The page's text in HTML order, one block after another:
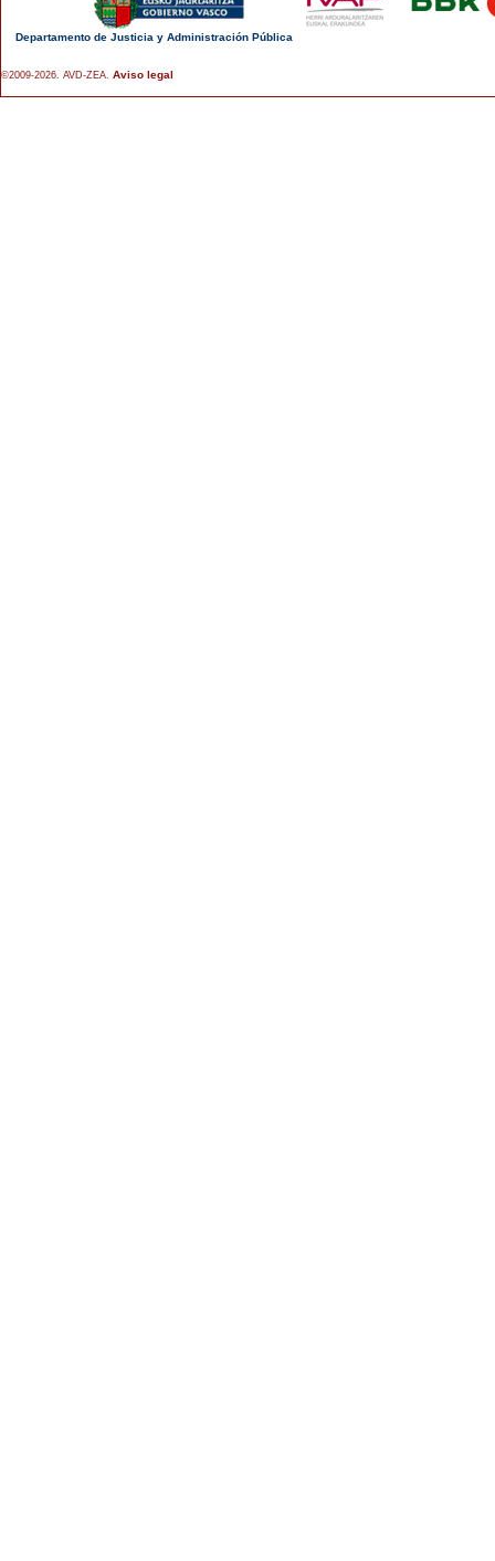
Departamento de Justicia y Administración Pública
©2009-2026. AVD-ZEA. Aviso legal